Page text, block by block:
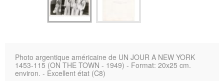
Photo argentique américaine de UN JOUR A NEW YORK
1453-115 (ON THE TOWN - 1949) - Format: 20x25 cm.
environ. - Excellent état (C8)